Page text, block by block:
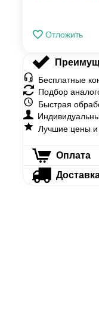
Отложить
Бесплатные
Подбор
Быстрая
Лучшие цены и
Оплата